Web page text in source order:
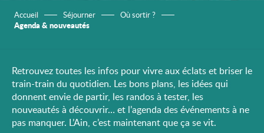
Accueil Séjourner Où sortir ?
Agenda & nouveautés
Retrouvez toutes les infos pour vivre aux éclats et briser le
train-train du quotidien. Les bons plans, les idées qui
donnent envie de partir, les randos à tester, les
nouveautés à découvrir… et l’agenda des événements à ne
pas manquer. L’Ain, c’est maintenant que ça se vit.